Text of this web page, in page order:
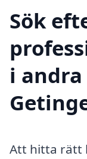
Sök
i
Att hitta rätt